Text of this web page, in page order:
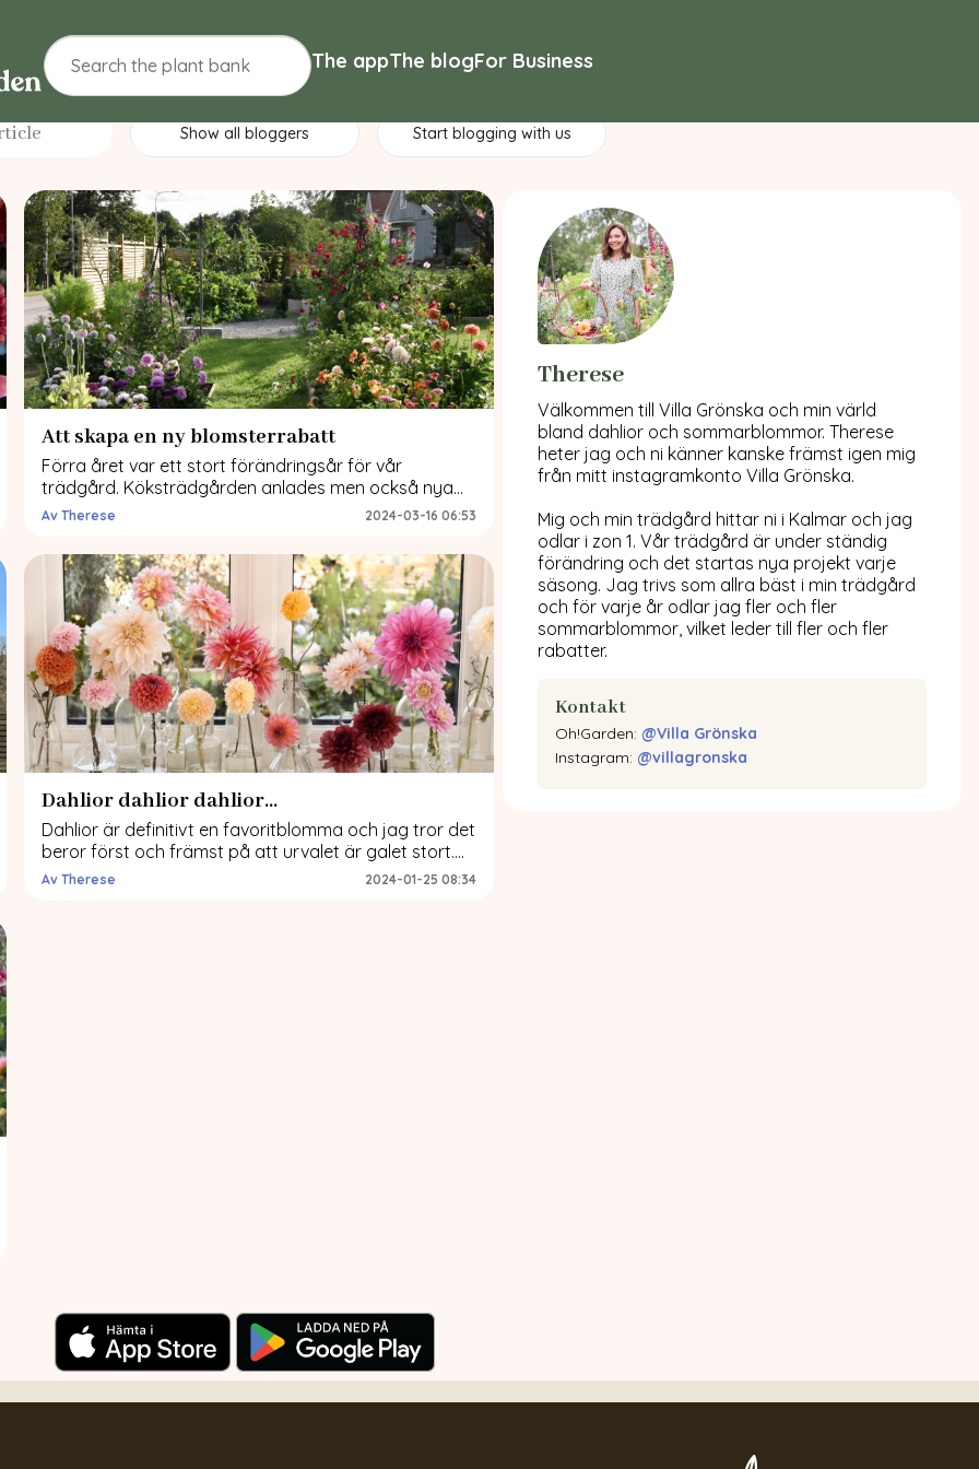
The appThe blogFor Business
Show all bloggers Start blogging with us
Att skapa en ny blomsterrabatt
Förra året var ett stort förändringsår för vår
trädgård. Köksträdgården anlades men också nya
rabatter. Mentalt jobbar jag mycket med målbilder.
få strosa genom gången med blomstrande rabatter
på vardera sida. Att anlägga nya rabatter kan
absolut ta tid. Men eftersom vi hade ett megaprojekt
vid […]
2024-03-16 06:53
Av Therese
Dahlior dahlior dahlior…
Dahlior är definitivt en favoritblomma och jag tror det
beror först och främst på att urvalet är galet stort.
Det beror också på att den är en klockren2024-01-25 08:34
Av Therese
Therese
Välkommen till Villa Grönska och min värld
bland dahlior och sommarblommor. Therese
heter jag och ni känner kanske främst igen mig
från mitt instagramkonto Villa Grönska.
Mig och min trädgård hittar ni i Kalmar och jag
odlar i zon 1. Vår trädgård är under ständig
förändring och det startas nya projekt varje
säsong. Jag trivs som allra bäst i min trädgård
och för varje år odlar jag fler och fler
sommarblommor, vilket leder till fler och fler
rabatter.
Kontakt
Oh!Garden: @Villa Grönska
Instagram: @villagronska